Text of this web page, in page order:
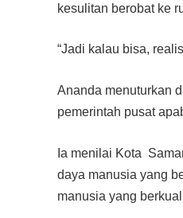
kesulitan berobat ke
“Jadi kalau bisa,
Ananda menuturkan
pemerintah pusat
Ia menilai Kota
daya manusia yang
manusia yang